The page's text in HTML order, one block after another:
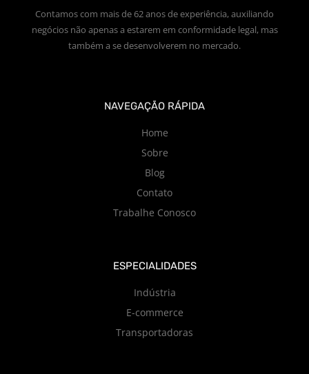
Contamos com mais de 62 anos de experiência, auxiliando
negócios não apenas a estarem em conformidade legal, mas
também a se desenvolverem no mercado.
NAVEGAÇÃO RÁPIDA
Home
Sobre
Blog
Contato
Trabalhe Conosco
ESPECIALIDADES
Indústria
E-commerce
Transportadoras